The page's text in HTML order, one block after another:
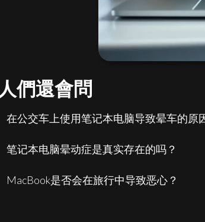
人們還會問
在公交车上使用笔记本电脑导致晕车的原
笔记本电脑晕动症是真实存在的吗？
MacBook是否会在旅行中导致恶心？